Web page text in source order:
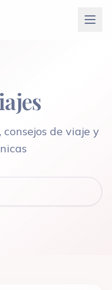
de viaje y